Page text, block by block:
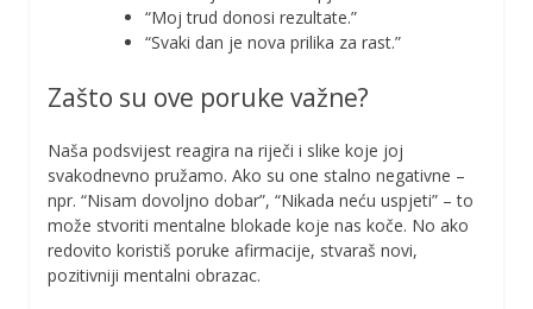
“Moj trud donosi rezultate.”
“Svaki dan je nova prilika za rast.”
Zašto su ove poruke važne?
Naša podsvijest reagira na riječi i slike koje joj
svakodnevno pružamo. Ako su one stalno negativne –
npr. “Nisam dovoljno dobar”, “Nikada neću uspjeti” – to
može stvoriti mentalne blokade koje nas koče. No ako
redovito koristiš poruke afirmacije, stvaraš novi,
pozitivniji mentalni obrazac.